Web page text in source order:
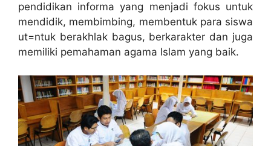
pendidikan informa yang menjadi fokus untuk
mendidik, membimbing, membentuk para siswa
ut=ntuk berakhlak bagus, berkarakter dan juga
memiliki pemahaman agama Islam yang baik.